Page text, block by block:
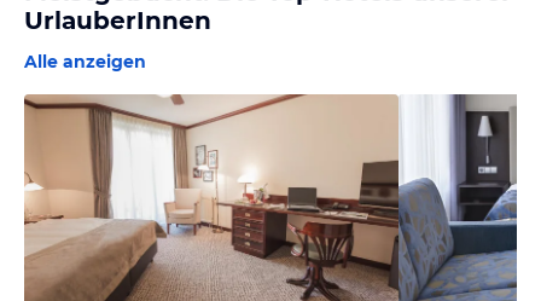
UrlauberInnen
Alle anzeigen